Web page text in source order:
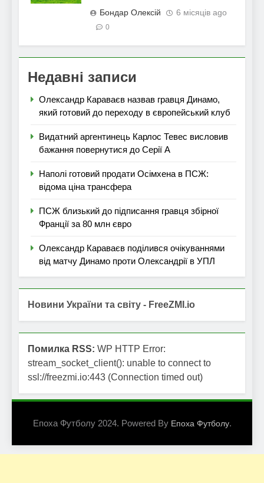
Бондар Олексій 6 місяців ago
0
Недавні записи
Олександр Караваєв назвав гравця Динамо,
який готовий до переходу в європейський клуб
Видатний аргентинець Карлос Тевес висловив
бажання повернутися до Серії А
Наполі готовий продати Осімхена в ПСЖ:
відома ціна трансфера
ПСЖ близький до підписання гравця збірної
Франції за 80 млн євро
Олександр Караваєв поділився очікуваннями
від матчу Динамо проти Олександрії в УПЛ
Новини України та світу - FreeZMI.io
Помилка RSS: WP HTTP Error:
stream_socket_client(): unable to connect to
ssl://freezmi.io:443 (Connection timed out)
Епоха Футболу 2024. Powered By Епоха Футболу.